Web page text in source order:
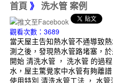
首頁 》 洗水管 案例
觀看次數：3689
當天屋主告知熱水管不通導致
測之後，發現熱水管路堵塞，
開始 清洗水管 ， 洗水管 的過
水，屋主驚覺家中水管有夠離
使用特別 清洗水管工法 ， 水